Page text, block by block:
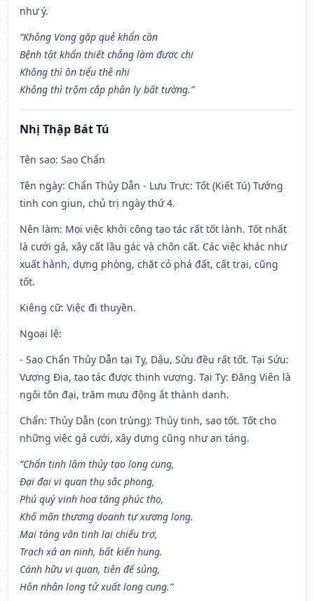
như ý.
“Không Vong gặp quẻ khẩn cần
Bệnh tật khẩn thiết chẳng làm được chi
Không thì ôn tiểu thê nhi
Không thì trộm cắp phân ly bất tường.”
Nhị Thập Bát Tú
Tên sao: Sao Chẩn
Tên ngày: Chẩn Thủy Dẫn - Lưu Trực: Tốt (Kiết Tú) Tướng
tinh con giun, chủ trị ngày thứ 4.
Nên làm: Mọi việc khởi công tạo tác rất tốt lành. Tốt nhất
là cưới gả, xây cất lầu gác và chôn cất. Các việc khác như
xuất hành, dựng phòng, chặt cỏ phá đất, cất trại, cũng
tốt.
Kiêng cữ: Việc đi thuyền.
Ngoại lệ:
- Sao Chẩn Thủy Dẫn tại Tỵ, Dậu, Sửu đều rất tốt. Tại Sửu:
Vượng Địa, tạo tác được thịnh vượng. Tại Tỵ: Đăng Viên là
ngôi tôn đại, trăm mưu động ắt thành danh.
Chẩn: Thủy Dẫn (con trùng): Thủy tinh, sao tốt. Tốt cho
những việc gả cưới, xây dựng cũng như an táng.
“Chẩn tinh lâm thủy tạo long cung,
Đại đại vi quan thụ sắc phong,
Phú quý vinh hoa tăng phúc thọ,
Khố mãn thương doanh tự xương long.
Mai táng văn tinh lai chiếu trợ,
Trạch xá an ninh, bất kiến hung.
Cánh hữu vi quan, tiên đế sủng,
Hôn nhân long tử xuất long cung.”